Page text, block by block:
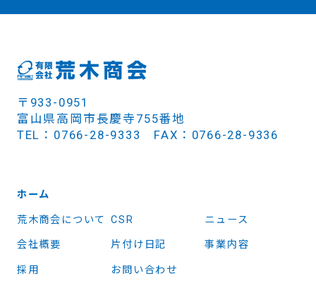
〒933-0951
富山県高岡市長慶寺755番地
TEL：0766-28-9333 FAX：0766-28-9336
ホーム
荒木商会について CSR ニュース
会社概要 片付け日記 事業内容
採用 お問い合わせ